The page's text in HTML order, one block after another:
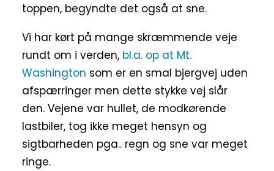
toppen, begyndte det også at sne.
Vi har kørt på mange skræmmende veje
rundt om i verden, bl.a. op at Mt.
Washington som er en smal bjergvej uden
afspærringer men dette stykke vej slår
den. Vejene var hullet, de modkørende
lastbiler, tog ikke meget hensyn og
sigtbarheden pga.. regn og sne var meget
ringe.